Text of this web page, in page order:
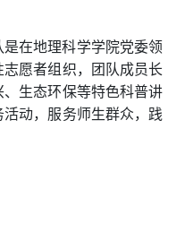
在地理科学学院党委领
愿者组织，
团队成员长
、生态环保等特色科普讲
动， 服务师生群众， 践